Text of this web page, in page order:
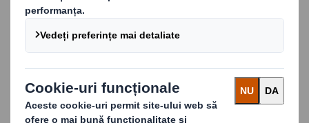
Toate concomitent cu reducerea impactului
transportului asupra mediului.
Rețeaua de
aprovizionare